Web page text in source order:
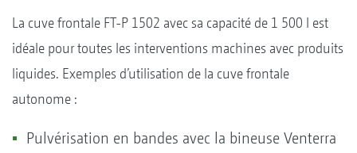
La cuve frontale FT-P 1502 avec sa capacité de 1 500 l est
idéale pour toutes les interventions machines avec produits
liquides. Exemples d’utilisation de la cuve frontale
autonome :
Pulvérisation en bandes avec la bineuse Venterra